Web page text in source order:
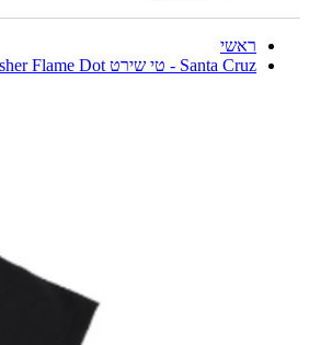
ראשי
Santa Cruz - טי שירט Thrasher Flame Dot